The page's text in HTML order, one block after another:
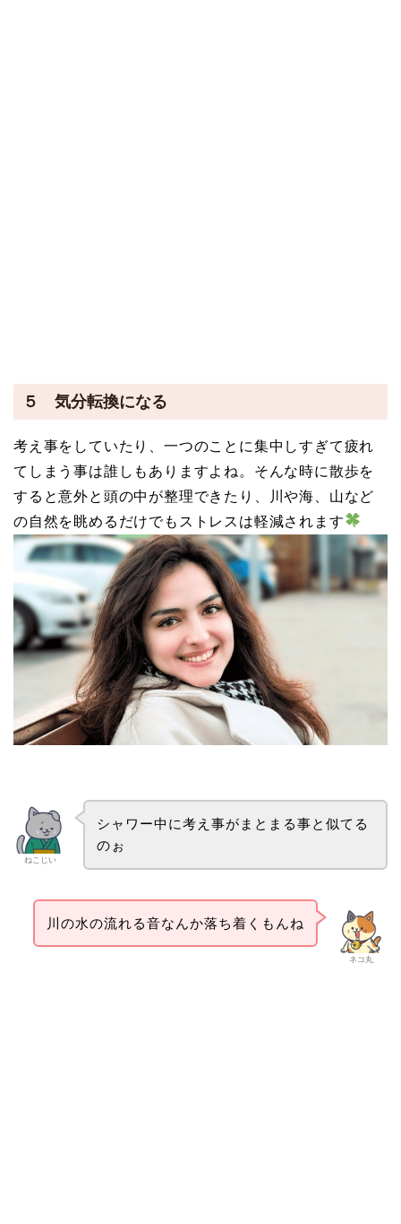
５ 気分転換になる
考え事をしていたり、一つのことに集中しすぎて疲れ
てしまう事は誰しもありますよね。そんな時に散歩を
すると意外と頭の中が整理できたり、川や海、山など
の自然を眺めるだけでもストレスは軽減されます
ねこじい
シャワー中に考え事がまとまる事と似てる
のぉ
ネコ丸
川の水の流れる音なんか落ち着くもんね